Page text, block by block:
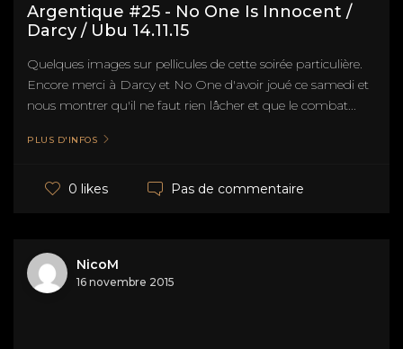
Argentique #25 - No One Is Innocent /
Darcy / Ubu 14.11.15
Quelques images sur pellicules de cette soirée particulière.
Encore merci à Darcy et No One d'avoir joué ce samedi et
nous montrer qu'il ne faut rien lâcher et que le combat...
PLUS D'INFOS
0 likes Pas de commentaire
NicoM
16 novembre 2015